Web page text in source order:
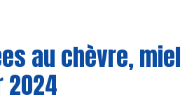
au chèvre,
2024